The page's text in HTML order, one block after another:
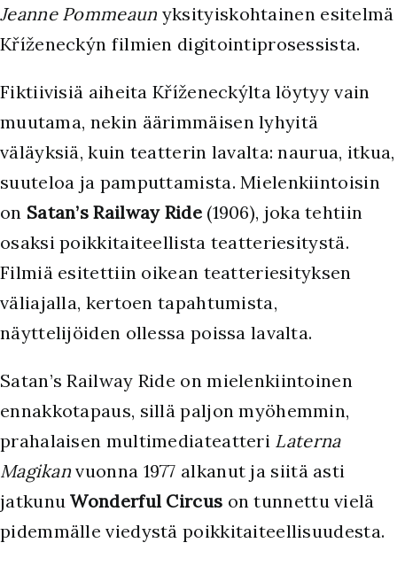
Jeanne Pommeaun yksityiskohtainen esitelmä
Kříženeckýn filmien digitointiprosessista.
Fiktiivisiä aiheita Kříženeckýlta löytyy vain
muutama, nekin äärimmäisen lyhyitä
väläyksiä, kuin teatterin lavalta: naurua, itkua,
suuteloa ja pamputtamista. Mielenkiintoisin
on Satan’s Railway Ride(1906), joka tehtiin
osaksi poikkitaiteellista teatteriesitystä.
Filmiä esitettiin oikean teatteriesityksen
väliajalla, kertoen tapahtumista,
näyttelijöiden ollessa poissa lavalta.
Satan’s Railway Ride on mielenkiintoinen
ennakkotapaus, sillä paljon myöhemmin,
prahalaisen multimediateatteri Laterna
Magikan vuonna 1977 alkanut ja siitä asti
jatkunuWonderful Circus on tunnettu vielä
pidemmälle viedystä poikkitaiteellisuudesta.